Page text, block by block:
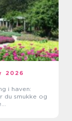
2026
i haven:
du smukke og